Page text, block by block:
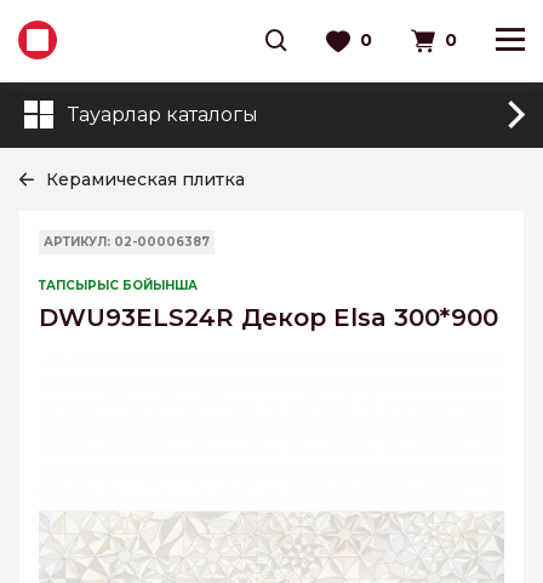
0 0
Тауарлар каталогы
Керамическая плитка
АРТИКУЛ: 02-00006387
ТАПСЫРЫС БОЙЫНША
DWU93ELS24R Декор Elsa 300*900